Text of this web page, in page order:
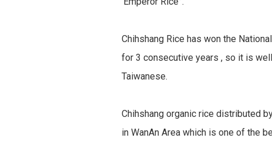
Chihshang Rice has won the
for 3 consecutive years , so it is
Taiwanese.
Chihshang organic rice distributed
in WanAn Area which is one of the